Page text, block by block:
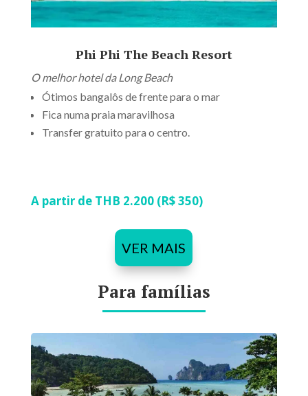
Phi Phi The Beach Resort
O melhor hotel da Long Beach
Ótimos bangalôs de frente para o mar
Fica numa praia maravilhosa
Transfer gratuito para o centro.
A partir de THB 2.200 (R$ 350)
VER MAIS
Para famílias